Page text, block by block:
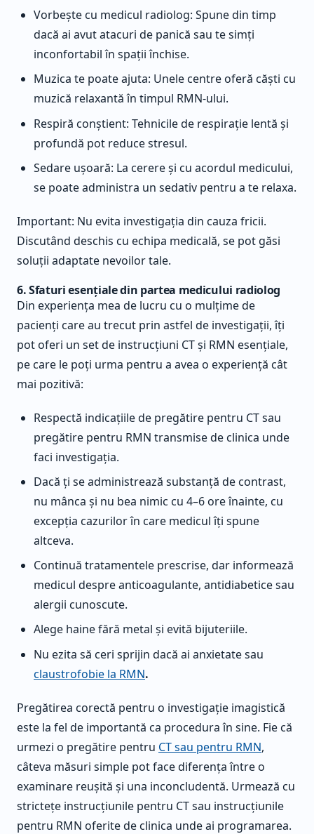
Vorbește cu medicul radiolog: Spune din timp
dacă ai avut atacuri de panică sau te simți
inconfortabil în spații închise.
Muzica te poate ajuta: Unele centre oferă căști cu
muzică relaxantă în timpul RMN-ului.
Respiră conștient: Tehnicile de respirație lentă și
profundă pot reduce stresul.
Sedare ușoară: La cerere și cu acordul medicului,
se poate administra un sedativ pentru a te relaxa.
Important: Nu evita investigația din cauza fricii.
Discutând deschis cu echipa medicală, se pot găsi
soluții adaptate nevoilor tale.
6. Sfaturi esențiale din partea medicului radiolog
Din experiența mea de lucru cu o mulțime de
pacienți care au trecut prin astfel de investigații, îți
pot oferi un set de instrucțiuni CT și RMN esențiale,
pe care le poți urma pentru a avea o experiență cât
mai pozitivă:
Respectă indicațiile de pregătire pentru CT sau
pregătire pentru RMN transmise de clinica unde
faci investigația.
Dacă ți se administrează substanță de contrast,
nu mânca și nu bea nimic cu 4–6 ore înainte, cu
excepția cazurilor în care medicul îți spune
altceva.
Continuă tratamentele prescrise, dar informează
medicul despre anticoagulante, antidiabetice sau
alergii cunoscute.
Alege haine fără metal și evită bijuteriile.
Nu ezita să ceri sprijin dacă ai anxietate sau
claustrofobie la RMN.
Pregătirea corectă pentru o investigație imagistică
este la fel de importantă ca procedura în sine. Fie că
urmezi o pregătire pentru CT sau pentru RMN,
câteva măsuri simple pot face diferența între o
examinare reușită și una inconcludentă. Urmează cu
strictețe instrucțiunile pentru CT sau instrucțiunile
pentru RMN oferite de clinica unde ai programarea.